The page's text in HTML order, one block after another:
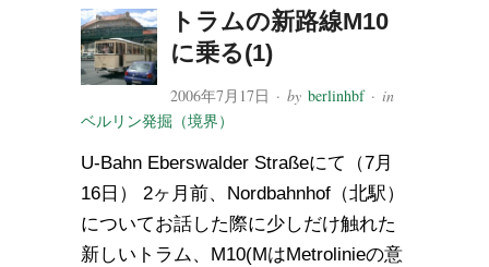
トラムの新路線M10
に乗る(1)
2006年7月17日 · byberlinhbf· in
ベルリン発掘（境界）
U-Bahn Eberswalder Straßeにて（7月
16日） 2ヶ月前、Nordbahnhof（北駅）
についてお話した際に少しだけ触れた
新しいトラム、M10(MはMetrolinieの意